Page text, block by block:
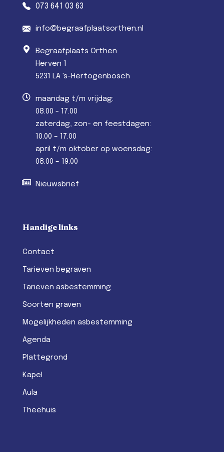
073 641 03 63
info@begraafplaatsorthen.nl
Begraafplaats Orthen
Herven 1
5231 LA 's-Hertogenbosch
maandag t/m vrijdag:
08.00 - 17.00
zaterdag, zon- en feestdagen:
10.00 – 17.00
april t/m oktober op woensdag:
08.00 – 19.00
Nieuwsbrief
Handige links
Contact
Tarieven begraven
Tarieven asbestemming
Soorten graven
Mogelijkheden asbestemming
Agenda
Plattegrond
Kapel
Aula
Theehuis